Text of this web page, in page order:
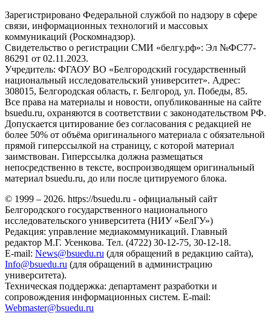
Зарегистрировано Федеральной службой по надзору в сфере
связи, информационных технологий и массовых
коммуникаций (Роскомнадзор).
Свидетельство о регистрации СМИ «белгу.рф»: Эл №ФС77-
86291 от 02.11.2023.
Учредитель: ФГАОУ ВО «Белгородский государственный
национальный исследовательский университет». Адрес:
308015, Белгородская область, г. Белгород, ул. Победы, 85.
Все права на материалы и новости, опубликованные на сайте
bsuedu.ru, охраняются в соответствии с законодательством РФ.
Допускается цитирование без согласования с редакцией не
более 50% от объёма оригинального материала с обязательной
прямой гиперссылкой на страницу, с которой материал
заимствован. Гиперссылка должна размещаться
непосредственно в тексте, воспроизводящем оригинальный
материал bsuedu.ru, до или после цитируемого блока.
© 1999 – 2026. https://bsuedu.ru - официальный сайт
Белгородского государственного национального
исследовательского университета (НИУ «БелГУ»)
Редакция: управление медиакоммуникаций. Главный
редактор М.Г. Усенкова. Тел. (4722) 30-12-75, 30-12-18.
E-mail: News@bsuedu.ru (для обращений в редакцию сайта),
Info@bsuedu.ru (для обращений в администрацию
университета).
Техническая поддержка: департамент разработки и
сопровождения информационных систем. E-mail:
Webmaster@bsuedu.ru